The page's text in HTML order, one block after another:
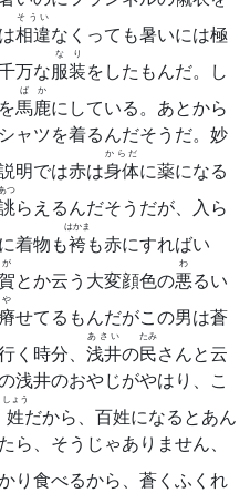
相違
そうい
なくっても暑いには極
万な服装
なり
をしたもんだ。し
馬鹿
ばか
にしている。あとから
ャツを着るんだそうだ。妙
明では赤は身体
からだ
に薬になる
あつ
らえるんだそうだが、入ら
着物も袴
はかま
も赤にすればい
とか云う大変顔色の悪
わ
るい
や
せてるもんだがこの男は蒼
く時分、 浅井
あさい
の民
たみ
さんと云
浅井のおやじがやはり、こ
ょう
だから、百姓になるとあん
ら、そうじゃありません、
り食べるから、蒼くふくれ